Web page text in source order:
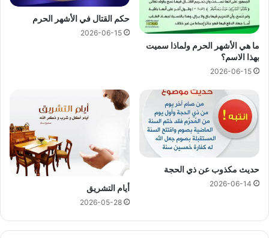
ما هي الأشهر الحرم ولماذا سميت
بهذا الاسم؟
2026-06-15
حكم القتال في الأشهر الحرم
2026-06-15
حديث مكذوب عن ذي الحجة
2026-06-14 أيام التشريق
2026-05-28